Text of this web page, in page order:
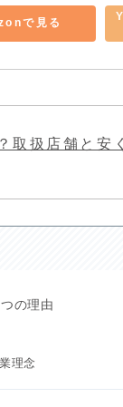
で見る
取扱店舗と安
の理由
理念